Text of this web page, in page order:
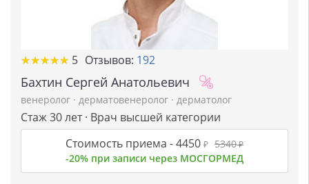
★★★★★
★★★★★ 5 Отзывов: 192
Бахтин Сергей Анатольевич
венеролог · дерматовенеролог · дерматолог
Стаж 30 лет · Врач высшей категории
Стоимость приема -4450 ₽ 5340₽
-20% при записи через МОСГОРМЕД